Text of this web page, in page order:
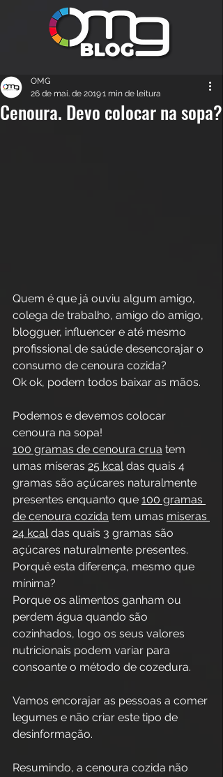
Cenoura. Devo colocar na sopa?
OMG
26 de mai. de 20191 min de leitura
Quem é que já ouviu algum amigo,
colega de trabalho, amigo do amigo,
blogguer, influencer e até mesmo
profissional de saúde desencorajar o
consumo de cenoura cozida?
Ok ok, podem todos baixar as mãos.
Podemos e devemos colocar
cenoura na sopa!
100 gramas de cenoura crua tem
umas míseras 25 kcal das quais 4
gramas são açúcares naturalmente
presentes enquanto que 100 gramas
de cenoura cozida tem umas miseras
24 kcal das quais 3 gramas são
açúcares naturalmente presentes.
Porquê esta diferença, mesmo que
mínima?
Porque os alimentos ganham ou
perdem água quando são
cozinhados, logo os seus valores
nutricionais podem variar para
consoante o método de cozedura.
Vamos encorajar as pessoas a comer
legumes e não criar este tipo de
desinformação.
Resumindo, a cenoura cozida não